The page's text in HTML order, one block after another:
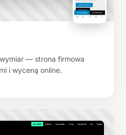
— strona firmowa
i wyceną online.